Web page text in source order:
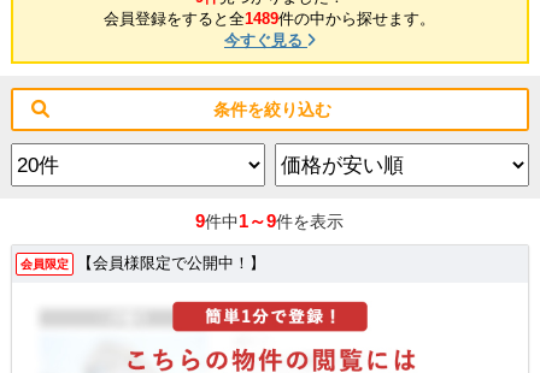
会員登録をすると全1489件の中から探せます。
今すぐ見る
条件を絞り込む
9件中1～9件を表示
会員限定 【会員様限定で公開中！】